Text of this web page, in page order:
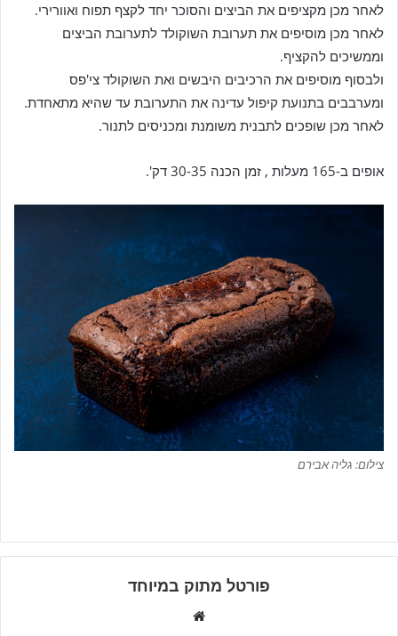
לאחר מכן מקציפים את הביצים והסוכר יחד לקצף תפוח ואוורירי.
לאחר מכן מוסיפים את תערובת השוקולד לתערובת הביצים
וממשיכים להקציף.
ולבסוף מוסיפים את הרכיבים היבשים ואת השוקולד צי'פס
ומערבבים בתנועת קיפול עדינה את התערובת עד שהיא מתאחדת.
לאחר מכן שופכים לתבנית משומנת ומכניסים לתנור.
אופים ב-165 מעלות , זמן הכנה 30-35 דק'.
צילום: גליה אבירם
פורטל מתוק במיוחד